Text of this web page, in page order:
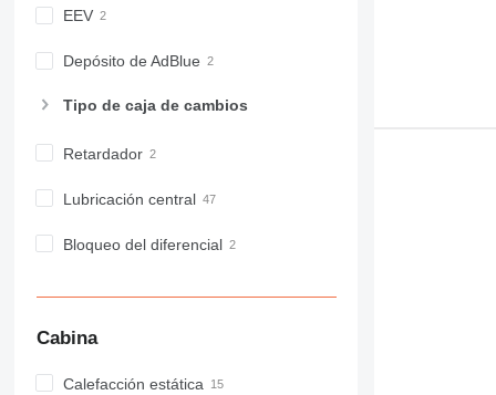
EEV
Depósito de AdBlue
Tipo de caja de cambios
Retardador
Lubricación central
Bloqueo del diferencial
Cabina
Calefacción estática